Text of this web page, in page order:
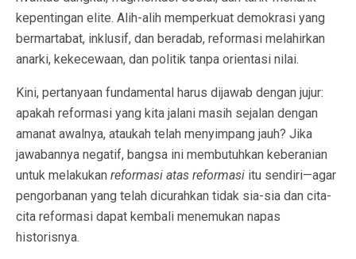
kepentingan elite. Alih-alih memperkuat demokrasi yang
bermartabat, inklusif, dan beradab, reformasi melahirkan
anarki, kekecewaan, dan politik tanpa orientasi nilai.
Kini, pertanyaan fundamental harus dijawab dengan jujur:
apakah reformasi yang kita jalani masih sejalan dengan
amanat awalnya, ataukah telah menyimpang jauh? Jika
jawabannya negatif, bangsa ini membutuhkan keberanian
untuk melakukan reformasi atas reformasi itu sendiri—agar
pengorbanan yang telah dicurahkan tidak sia-sia dan cita-
cita reformasi dapat kembali menemukan napas
historisnya.